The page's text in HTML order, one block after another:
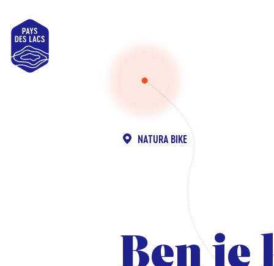
Pays
des
Lacs
NATURA BIKE
Ben je
Ben je